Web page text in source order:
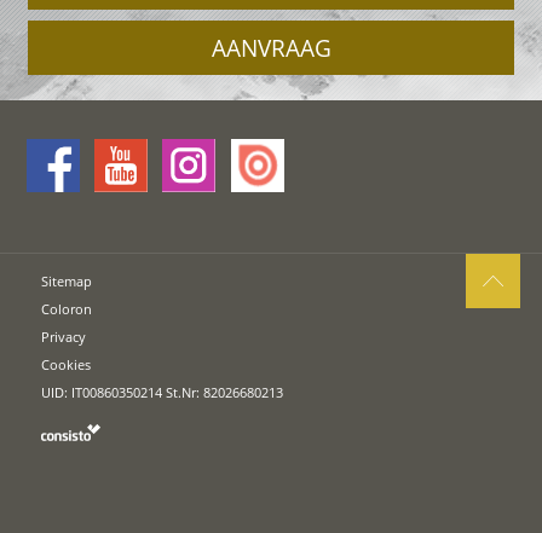
AANVRAAG
Sitemap
Coloron
Privacy
Cookies
UID: IT00860350214 St.Nr: 82026680213